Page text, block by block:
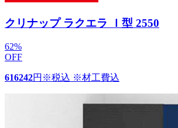
クリナップ ラクエラ Ｉ型 2550
62%
OFF
616242円 ※税込 ※材工費込